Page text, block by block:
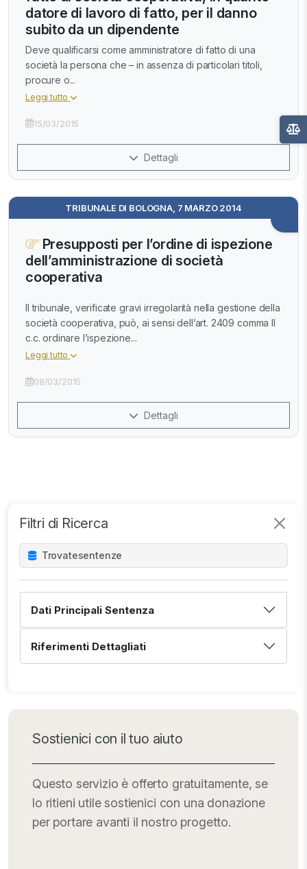
Filtri di Ricerca
Trovatesentenze
Dati Principali Sentenza
Riferimenti Dettagliati
Sostienici con il tuo aiuto
Questo servizio è offerto gratuitamente, se
lo ritieni utile sostienici con una donazione
per portare avanti il nostro progetto.
datore di lavoro di fatto, per il danno
subito da un dipendente
Deve qualificarsi come amministratore di fatto di una
società la persona che – in assenza di particolari titoli,
procure o...
Leggi tutto
15/03/2015
Dettagli
TRIBUNALE DI BOLOGNA, 7 MARZO 2014
Presupposti per l’ordine di ispezione
dell’amministrazione di società
cooperativa
Il tribunale, verificate gravi irregolarità nella gestione della
società cooperativa, può, ai sensi dell’art. 2409 comma II
c.c. ordinare l’ispezione...
Leggi tutto
08/03/2015
Dettagli